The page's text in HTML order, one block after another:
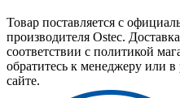
Товар поставляется с
производителя Ostec.
соответствии с политикой
обратитесь к менеджеру или в
сайте.